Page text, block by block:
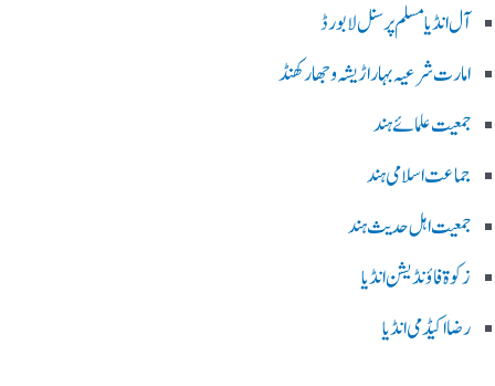
آل انڈیا مسلم پرسنل لا بورڈ
امارت شرعیہ بہار اڑیشہ و جھارکھنڈ
جمعیت علمائے ہند
جماعت اسلامی ہند
جمعیت اہل حدیث ہند
زکوۃ فاؤنڈیشن انڈیا
رضا اکیڈمی انڈیا